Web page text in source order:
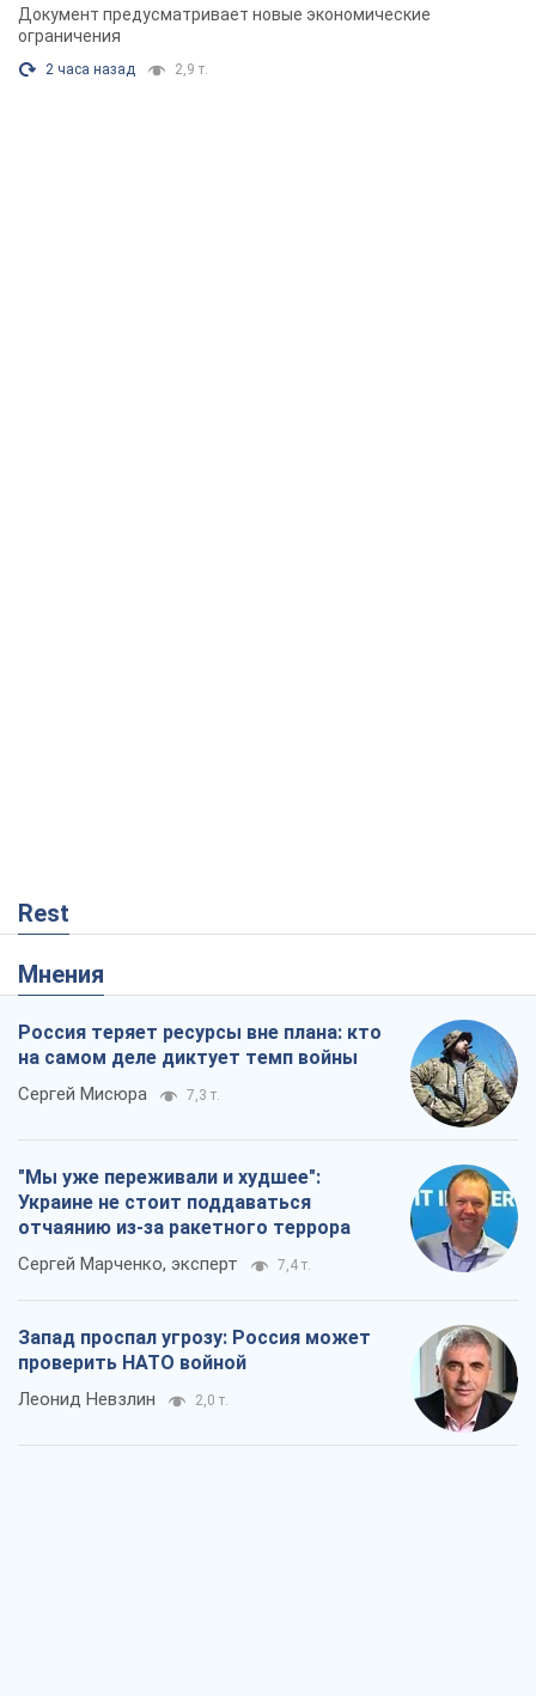
Документ предусматривает новые экономические
ограничения
2 часа назад 2,9 т.
Rest
Мнения
Россия теряет ресурсы вне плана: кто
на самом деле диктует темп войны
Сергей Мисюра 7,3 т.
"Мы уже переживали и худшее":
Украине не стоит поддаваться
отчаянию из-за ракетного террора
Сергей Марченко, эксперт 7,4 т.
Запад проспал угрозу: Россия может
проверить НАТО войной
Леонид Невзлин 2,0 т.